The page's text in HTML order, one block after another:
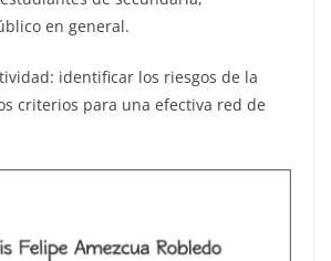
en general.
identificar los riesgos de la
criterios para una efectiva red de